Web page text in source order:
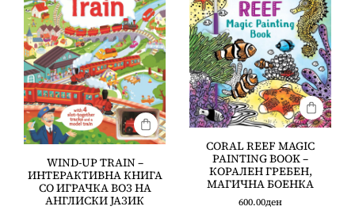
WIND-UP TRAIN –
ИНТЕРАКТИВНА КНИГА
СО ИГРАЧКА ВОЗ НА
АНГЛИСКИ ЈАЗИК
CORAL REEF MAGIC
PAINTING BOOK –
КОРАЛЕН ГРЕБЕН,
МАГИЧНА БОЕНКА
600.00ден